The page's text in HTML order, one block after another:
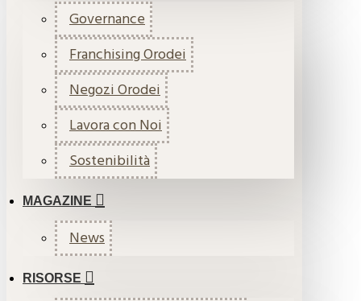
Governance
Franchising Orodei
Negozi Orodei
Lavora con Noi
Sostenibilità
MAGAZINE
News
RISORSE